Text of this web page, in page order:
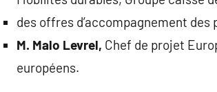
des offres d’accompagnement
M. Malo Levrel, Chef de projet
européens.